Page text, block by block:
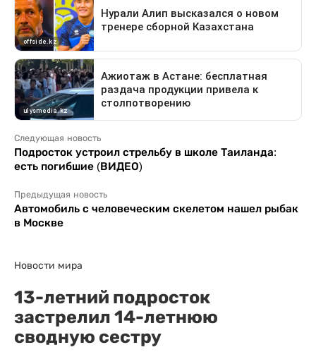
Следующая новость
Подросток устроил стрельбу в школе Таиланда:
есть погибшие (ВИДЕО)
Предыдущая новость
Автомобиль с человеческим скелетом нашел рыбак
в Москве
Новости мира
13-летний подросток
застрелил 14-летнюю
сводную сестру